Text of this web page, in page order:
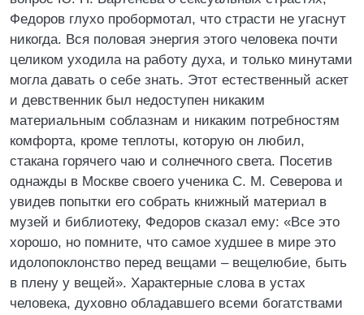
Федоров глухо пробормотал, что страсти не угаснут
никогда. Вся половая энергия этого человека почти
целиком уходила на работу духа, и только минутами
могла давать о себе знать. Этот естественный аскет
и девственник был недоступен никаким
материальным соблазнам и никаким потребностям
комфорта, кроме теплоты, которую он любил,
стакана горячего чаю и солнечного света. Посетив
однажды в Москве своего ученика С. М. Северова и
увидев попытки его собрать книжный материал в
музей и библиотеку, Федоров сказал ему: «Все это
хорошо, но помните, что самое худшее в мире это
идолопоклонство перед вещами – вещелюбие, быть
в плену у вещей». Характерные слова в устах
человека, духовно обладавшего всеми богатствами